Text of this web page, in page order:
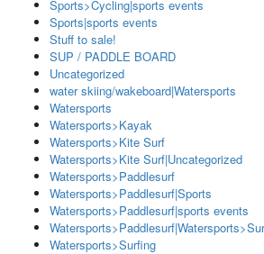
Sports>Cycling|sports events
Sports|sports events
Stuff to sale!
SUP / PADDLE BOARD
Uncategorized
water skiing/wakeboard|Watersports
Watersports
Watersports>Kayak
Watersports>Kite Surf
Watersports>Kite Surf|Uncategorized
Watersports>Paddlesurf
Watersports>Paddlesurf|Sports
Watersports>Paddlesurf|sports events
Watersports>Surfing